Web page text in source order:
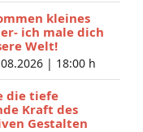
kleines
ich male dich
Welt!
| 18:00 h
die tiefe
Kraft des
Gestalten